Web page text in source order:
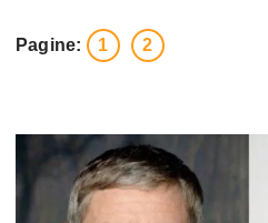
Pagine: 1 2